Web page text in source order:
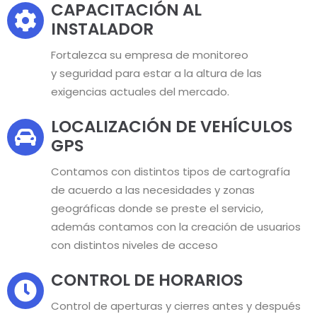
CAPACITACIÓN AL
INSTALADOR
Fortalezca su empresa de monitoreo
y seguridad para estar a la altura de las
exigencias actuales del mercado.
LOCALIZACIÓN DE VEHÍCULOS
GPS
Contamos con distintos tipos de cartografía
de acuerdo a las necesidades y zonas
geográficas donde se preste el servicio,
además contamos con la creación de usuarios
con distintos niveles de acceso
CONTROL DE HORARIOS
Control de aperturas y cierres antes y después